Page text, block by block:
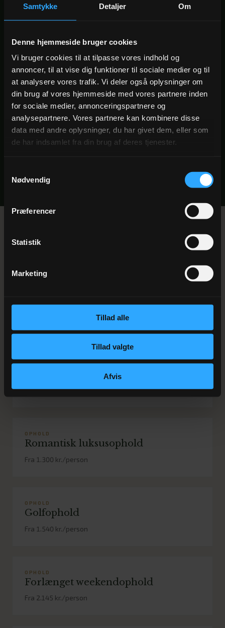
Samtykke Detaljer Om
Denne hjemmeside bruger cookies
Vi bruger cookies til at tilpasse vores indhold og
annoncer, til at vise dig funktioner til sociale medier og til
at analysere vores trafik. Vi deler også oplysninger om
din brug af vores hjemmeside med vores partnere inden
for sociale medier, annonceringspartnere og
analysepartnere. Vores partnere kan kombinere disse
data med andre oplysninger, du har givet dem, eller som
de har indsamlet fra din brug af deres tjenester.
Nødvendig
Præferencer
Statistik
Marketing
Tillad alle
Tillad valgte
Afvis
Velkomstdrink
2 NÆTTER
Fra 1.795 kr./person
BOOK DIREKTE →
Miniferie
Fra 1.095 kr./person pr. døgn
OPHOLD
Fra 1.265 kr./person
OPHOLD
Romantisk luksusophold
Fra 1.300 kr./person
OPHOLD
Golfophold
Fra 1.540 kr./person
OPHOLD
Forlænget weekendophold
Fra 2.145 kr./person